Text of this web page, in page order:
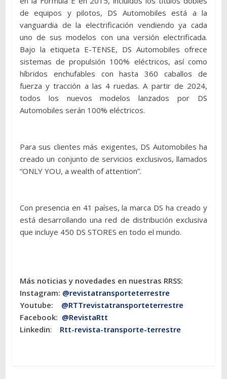
de equipos y pilotos, DS Automobiles está a la
vanguardia de la electrificación vendiendo ya cada
uno de sus modelos con una versión electrificada.
Bajo la etiqueta E-TENSE, DS Automobiles ofrece
sistemas de propulsión 100% eléctricos, así como
híbridos enchufables con hasta 360 caballos de
fuerza y tracción a las 4 ruedas. A partir de 2024,
todos los nuevos modelos lanzados por DS
Automobiles serán 100% eléctricos.
Para sus clientes más exigentes, DS Automobiles ha
creado un conjunto de servicios exclusivos, llamados
“ONLY YOU, a wealth of attention”.
Con presencia en 41 países, la marca DS ha creado y
está desarrollando una red de distribución exclusiva
que incluye 450 DS STORES en todo el mundo.
Más noticias y novedades en nuestras RRSS:
Instagram: @revistatransporteterrestre
Youtube: @RTTrevistatransporteterrestre
Facebook: @RevistaRtt
Linkedin: Rtt-revista-transporte-terrestre